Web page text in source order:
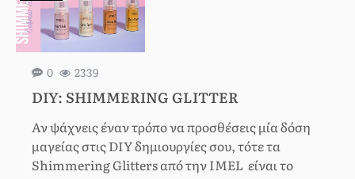
0 2339
DIY: SHIMMERING GLITTER
Αν ψάχνεις έναν τρόπο να προσθέσεις μία δόση
μαγείας στις DIY δημιουργίες σου, τότε τα
Shimmering Glitters από την IMEL είναι το